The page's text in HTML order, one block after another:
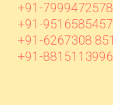
+91-7999472578
+91-9516585457
+91-6267308 851
+91-8815113996